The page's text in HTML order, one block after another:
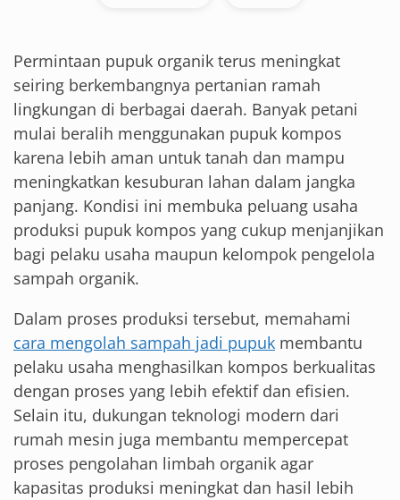
Permintaan pupuk organik terus meningkat
seiring berkembangnya pertanian ramah
lingkungan di berbagai daerah. Banyak petani
mulai beralih menggunakan pupuk kompos
karena lebih aman untuk tanah dan mampu
meningkatkan kesuburan lahan dalam jangka
panjang. Kondisi ini membuka peluang usaha
produksi pupuk kompos yang cukup menjanjikan
bagi pelaku usaha maupun kelompok pengelola
sampah organik.
Dalam proses produksi tersebut, memahami
cara mengolah sampah jadi pupuk membantu
pelaku usaha menghasilkan kompos berkualitas
dengan proses yang lebih efektif dan efisien.
Selain itu, dukungan teknologi modern dari
rumah mesin juga membantu mempercepat
proses pengolahan limbah organik agar
kapasitas produksi meningkat dan hasil lebih